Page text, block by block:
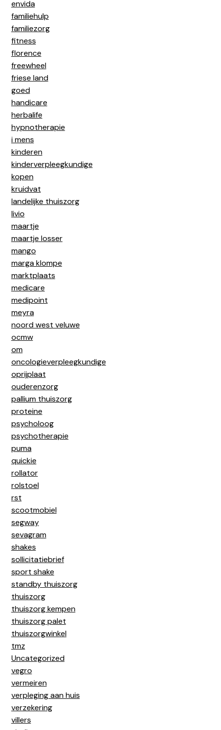
envida
familiehulp
familiezorg
fitness
florence
freewheel
friese land
goed
handicare
herbalife
hypnotherapie
i mens
kinderen
kinderverpleegkundige
kopen
kruidvat
landelijke thuiszorg
livio
maartje
maartje losser
mango
marga klompe
marktplaats
medicare
medipoint
meyra
noord west veluwe
ocmw
om
oncologieverpleegkundige
oprijplaat
ouderenzorg
pallium thuiszorg
proteine
psycholoog
psychotherapie
puma
quickie
rollator
rolstoel
rst
scootmobiel
segway
sevagram
shakes
sollicitatiebrief
sport shake
standby thuiszorg
thuiszorg
thuiszorg kempen
thuiszorg palet
thuiszorgwinkel
tmz
Uncategorized
vegro
vermeiren
verpleging aan huis
verzekering
villers